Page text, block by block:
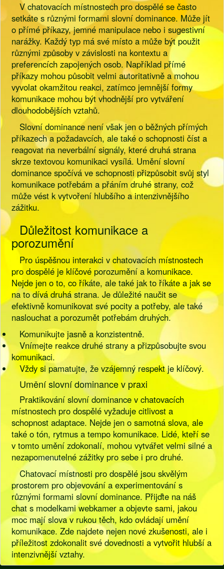
V chatovacích místnostech pro dospělé se často
setkáte s různými formami slovní dominance. Může jít
o přímé příkazy, jemné manipulace nebo i sugestivní
narážky. Každý typ má své místo a může být použit
různými způsoby v závislosti na kontextu a
preferencích zapojených osob. Například přímé
příkazy mohou působit velmi autoritativně a mohou
vyvolat okamžitou reakci, zatímco jemnější formy
komunikace mohou být vhodnější pro vytváření
dlouhodobějších vztahů.
Slovní dominance není však jen o běžných přímých
příkazech a požadavcích, ale také o schopnosti číst a
reagovat na neverbální signály, které druhá strana
skrze textovou komunikaci vysílá. Umění slovní
dominance spočívá ve schopnosti přizpůsobit svůj styl
komunikace potřebám a přáním druhé strany, což
může vést k vytvoření hlubšího a intenzivnějšího
zážitku.
Důležitost komunikace a
porozumění
Pro úspěšnou interakci v chatovacích místnostech
pro dospělé je klíčové porozumění a komunikace.
Nejde jen o to, co říkáte, ale také jak to říkáte a jak se
na to dívá druhá strana. Je důležité naučit se
efektivně komunikovat své pocity a potřeby, ale také
naslouchat a porozumět potřebám druhých.
Komunikujte jasně a konzistentně.
Vnímejte reakce druhé strany a přizpůsobujte svou
komunikaci.
Vždy si pamatujte, že vzájemný respekt je klíčový.
Umění slovní dominance v praxi
Praktikování slovní dominance v chatovacích
místnostech pro dospělé vyžaduje citlivost a
schopnost adaptace. Nejde jen o samotná slova, ale
také o tón, rytmus a tempo komunikace. Lidé, kteří se
v tomto umění zdokonalí, mohou vytvářet velmi silné a
nezapomenutelné zážitky pro sebe i pro druhé.
Chatovací místnosti pro dospělé jsou skvělým
prostorem pro objevování a experimentování s
různými formami slovní dominance. Přijďte na náš
chat s modelkami webkamer a objevte sami, jakou
moc mají slova v rukou těch, kdo ovládají umění
komunikace. Zde najdete nejen nové zkušenosti, ale i
příležitost zdokonalit své dovednosti a vytvořit hlubší a
intenzivnější vztahy.